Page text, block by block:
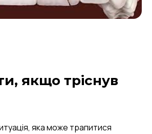
якщо тріснув
яка може трапитися